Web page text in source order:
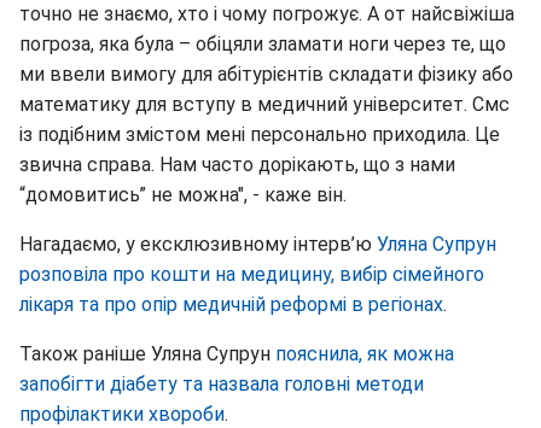
точно не знаємо, хто і чому погрожує. А от найсвіжіша
погроза, яка була – обіцяли зламати ноги через те, що
ми ввели вимогу для абітурієнтів складати фізику або
математику для вступу в медичний університет. Смс
із подібним змістом мені персонально приходила. Це
звична справа. Нам часто дорікають, що з нами
“домовитись” не можна", - каже він.
Нагадаємо, у ексклюзивному інтерв’ю Уляна Супрун
розповіла про кошти на медицину, вибір сімейного
лікаря та про опір медичній реформі в регіонах.
Також раніше Уляна Супрун пояснила, як можна
запобігти діабету та назвала головні методи
профілактики хвороби.